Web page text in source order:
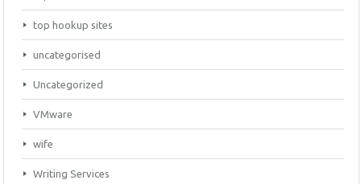
top hookup sites
uncategorised
Uncategorized
VMware
wife
Writing Services